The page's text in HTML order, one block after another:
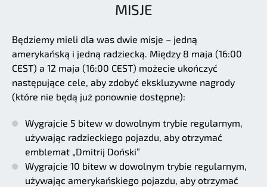
MISJE
Będziemy mieli dla was dwie misje – jedną
amerykańską i jedną radziecką. Między 8 maja (16:00
CEST) a 12 maja (16:00 CEST) możecie ukończyć
następujące cele, aby zdobyć ekskluzywne nagrody
(które nie będą już ponownie dostępne):
Wygrajcie 5 bitew w dowolnym trybie regularnym,
używając radzieckiego pojazdu, aby otrzymać
emblemat „Dmitrij Doński”
Wygrajcie 10 bitew w dowolnym trybie regularnym,
używając amerykańskiego pojazdu, aby otrzymać